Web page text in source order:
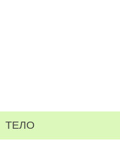
ТЕЛО